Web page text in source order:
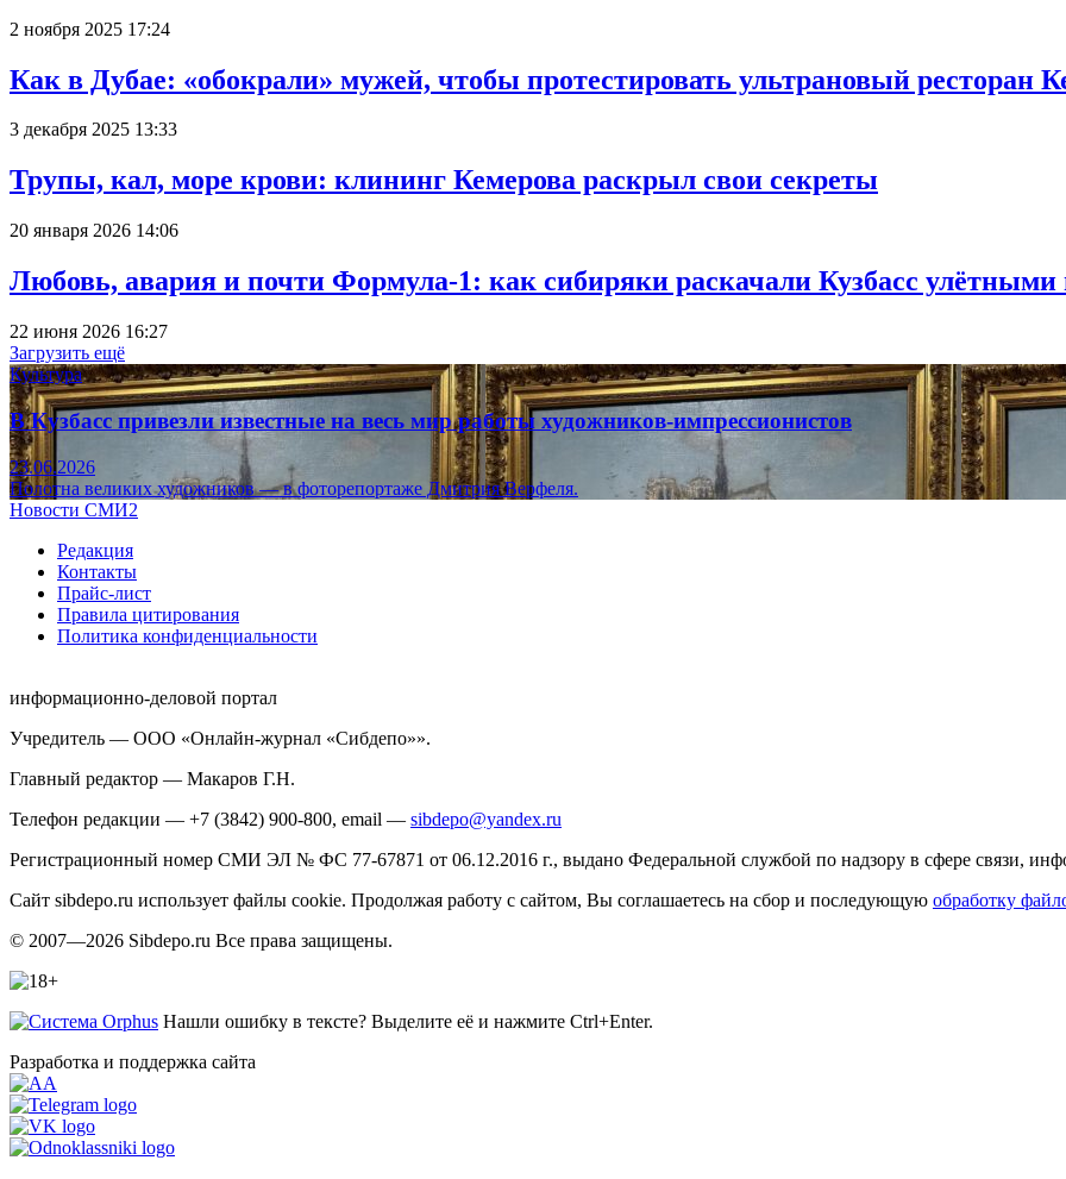
2 ноября 2025 17:24
Как в Дубае: «обокрали» мужей, чтобы протестировать ультрановый ресторан
3 декабря 2025 13:33
Трупы, кал, море крови: клининг Кемерова раскрыл свои секреты
20 января 2026 14:06
Любовь, авария и почти Формула-1: как сибиряки раскачали Кузбасс улётными
22 июня 2026 16:27
Загрузить ещё
Культура
В Кузбасс привезли известные на весь мир работы художников-импрессионистов
23.06.2026
Полотна великих художников — в фоторепортаже Дмитрия Верфеля.
Новости СМИ2
Редакция
Контакты
Прайс-лист
Правила цитирования
Политика конфиденциальности
информационно-деловой портал
Учредитель — ООО «Онлайн-журнал «Сибдепо»».
Главный редактор — Макаров Г.Н.
Телефон редакции — +7 (3842) 900-800, email — sibdepo@yandex.ru
Регистрационный номер СМИ ЭЛ № ФС 77-67871 от 06.12.2016 г., выдано Федеральной службой по надзору в сфере связи,
Сайт sibdepo.ru использует файлы cookie. Продолжая работу с сайтом, Вы соглашаетесь на сбор и последующую обработку
© 2007—2026 Sibdepo.ru Все права защищены.
Нашли ошибку в тексте? Выделите её и нажмите Ctrl+Enter.
Разработка и поддержка сайта